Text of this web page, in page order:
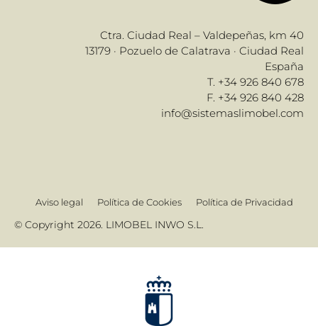
Ctra. Ciudad Real – Valdepeñas, km 40
13179 · Pozuelo de Calatrava · Ciudad Real
España
T. +34 926 840 678
F. +34 926 840 428
info@sistemaslimobel.com
Aviso legal Política de Cookies Política de Privacidad
© Copyright 2026. LIMOBEL INWO S.L.